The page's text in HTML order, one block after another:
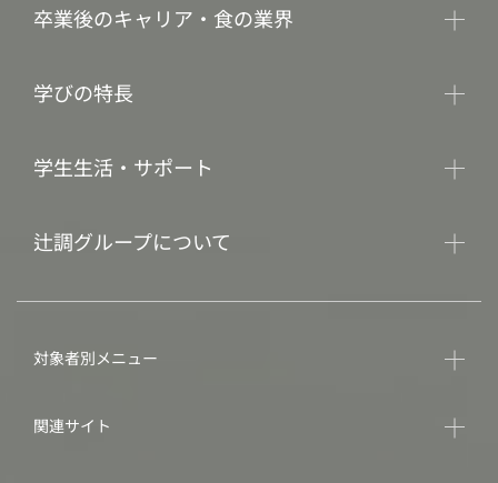
卒業後のキャリア・食の業界
学びの特長
学生生活・サポート
辻調グループについて
対象者別メニュー
関連サイト